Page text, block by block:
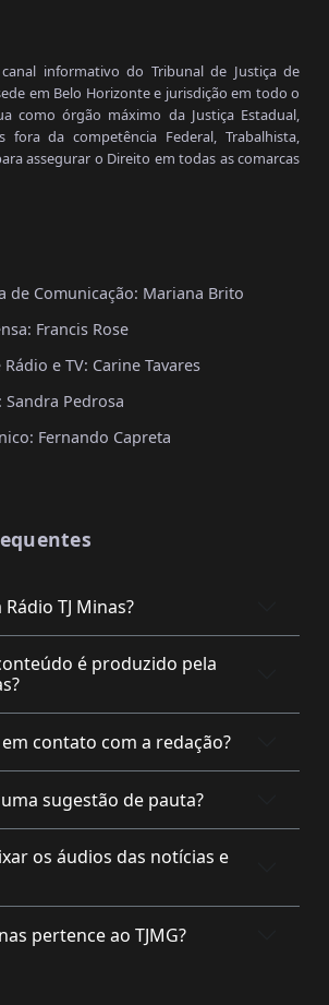
informativo do Tribunal de Justiça de
em Belo Horizonte e jurisdição em todo o
como órgão máximo da Justiça Estadual,
fora da competência Federal, Trabalhista,
assegurar o Direito em todas as comarcas
de Comunicação: Mariana Brito
Francis Rose
e TV: Carine Tavares
Sandra Pedrosa
Fernando Capreta
TJ Minas?
é produzido pela
contato com a redação?
sugestão de pauta?
os áudios das notícias e
pertence ao TJMG?